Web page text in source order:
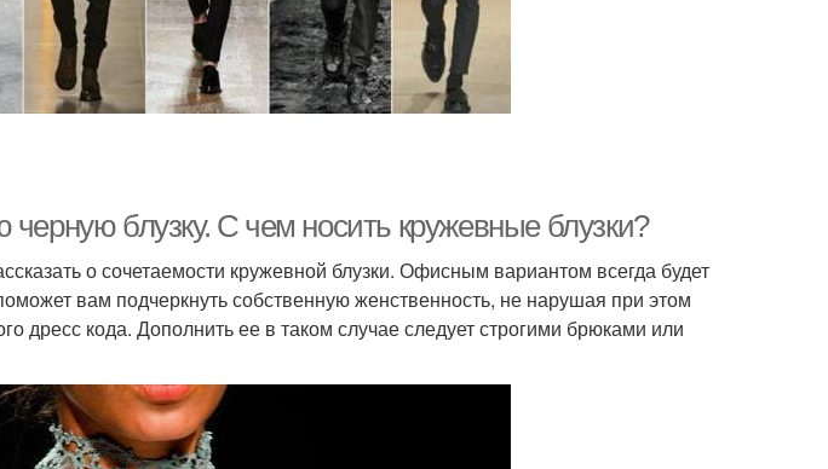
блузку. С чем носить кружевные блузки?
о сочетаемости кружевной блузки. Офисным вариантом всегда будет
вам подчеркнуть собственную женственность, не нарушая при этом
дресс кода. Дополнить ее в таком случае следует строгими брюками или